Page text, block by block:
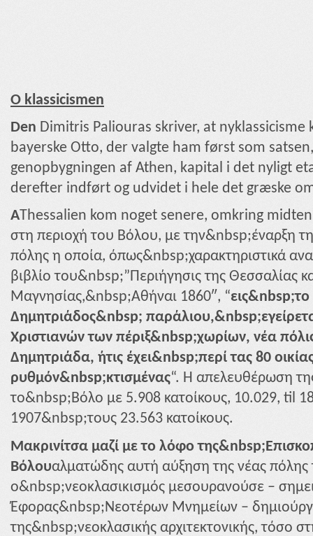
O klassicismen
Den Dimitris Paliouras skriver, at
bayerske Otto, der valgte ham først som
genopbygningen af ​​Athen, kapital i det nyligt
derefter indført og udvidet i hele det græske
AThessalien kom noget senere, omkring
στη περιοχή του Βόλου, με την&nbsp;έναρξη
πόλης η οποία, όπως&nbsp;χαρακτηριστικά
βιβλίο του&nbsp;”Περιήγησις της Θεσσαλίας
Μαγνησίας,&nbsp;Αθήναι 1860″, “
Δημητριάδος&nbsp;
Χριστιανών των πέριξ&nbsp;χωρίων, νέα
Δημητριάδα, ήτις έχει&nbsp;περί τας 80
ρυθμόν&nbsp;κτισμένας“. Η απελευθέρωση
το&nbsp;Βόλο με 5.908 κατοίκους, 10.029, til
1907&nbsp;τους 23.563 κατοίκους.
Μακρινίτσα μαζί με το λόφο
Βόλουαλματώδης αυτή αύξηση της νέας
ο&nbsp;νεοκλασικισμός μεσουρανούσε –
Έφορας&nbsp;Νεοτέρων Μνημείων –
της&nbsp;νεοκλασικής αρχιτεκτονικής, τόσο